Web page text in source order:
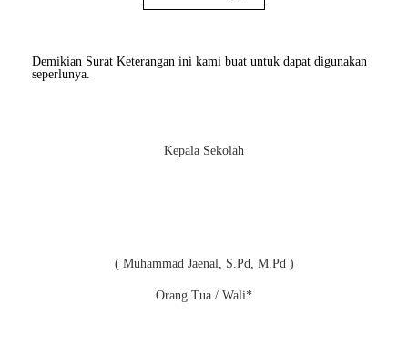
Demikian Surat Keterangan ini kami buat untuk dapat digunakan
seperlunya.
Kepala Sekolah
( Muhammad Jaenal, S.Pd, M.Pd )
Orang Tua / Wali*